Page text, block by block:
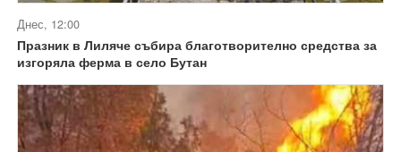
Днес, 12:00
Празник в Лиляче събира благотворително средства за
изгоряла ферма в село Бутан